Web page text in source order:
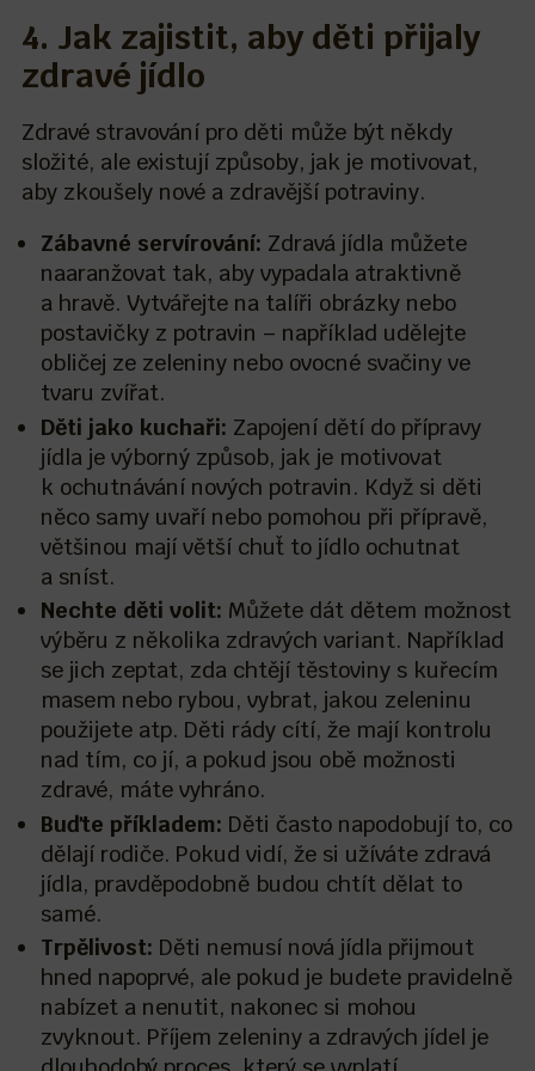
4. Jak zajistit, aby děti přijaly
zdravé jídlo
Zdravé stravování pro děti může být někdy
složité, ale existují způsoby, jak je motivovat,
aby zkoušely nové a zdravější potraviny.
Zábavné servírování: Zdravá jídla můžete
naaranžovat tak, aby vypadala atraktivně
a hravě. Vytvářejte na talíři obrázky nebo
postavičky z potravin – například udělejte
obličej ze zeleniny nebo ovocné svačiny ve
tvaru zvířat.
Děti jako kuchaři: Zapojení dětí do přípravy
jídla je výborný způsob, jak je motivovat
k ochutnávání nových potravin. Když si děti
něco samy uvaří nebo pomohou při přípravě,
většinou mají větší chuť to jídlo ochutnat
a sníst.
Nechte děti volit: Můžete dát dětem možnost
výběru z několika zdravých variant. Například
se jich zeptat, zda chtějí těstoviny s kuřecím
masem nebo rybou, vybrat, jakou zeleninu
použijete atp. Děti rády cítí, že mají kontrolu
nad tím, co jí, a pokud jsou obě možnosti
zdravé, máte vyhráno.
Buďte příkladem: Děti často napodobují to, co
dělají rodiče. Pokud vidí, že si užíváte zdravá
jídla, pravděpodobně budou chtít dělat to
samé.
Trpělivost: Děti nemusí nová jídla přijmout
hned napoprvé, ale pokud je budete pravidelně
nabízet a nenutit, nakonec si mohou
zvyknout. Příjem zeleniny a zdravých jídel je